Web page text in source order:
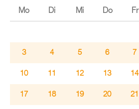
Mo Di Mi Do Fr
3 4 5 6 7
10 11 12 13 14
17 18 19 20 21